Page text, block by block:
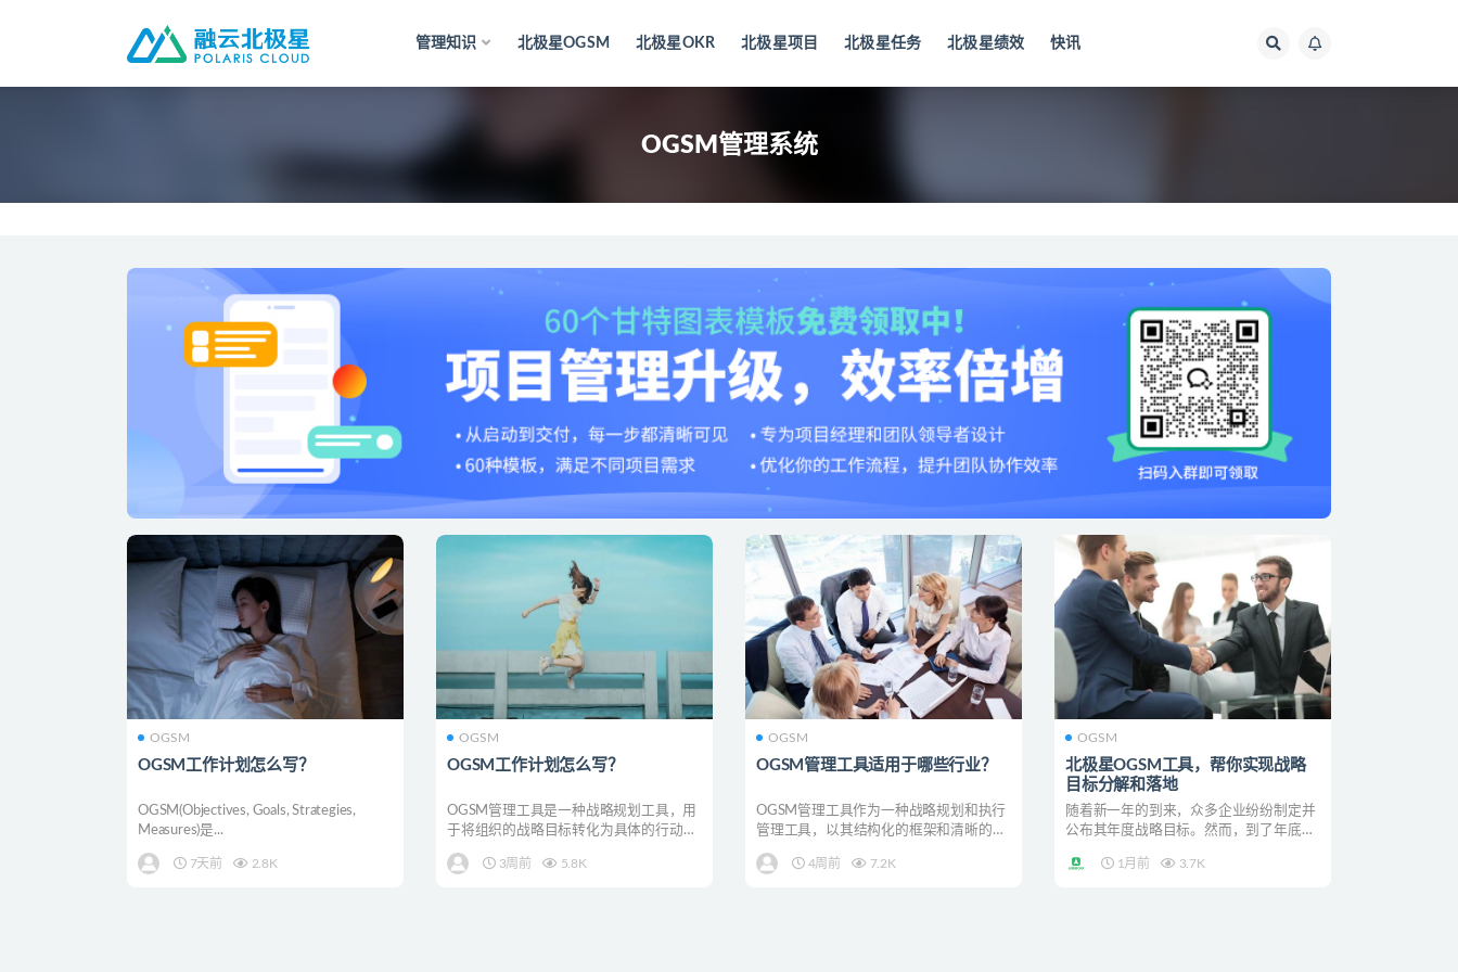
管理知识 北极星OGSM 北极星OKR 北极星项目 北极星任务 北极星绩效 快讯
OGSM管理系统
OGSM
OGSM工作计划怎么写？
OGSM(Objectives, Goals, Strategies,
Measures)是...
7天前 2.8K
OGSM
OGSM工作计划怎么写？
OGSM管理工具是一种战略规划工具，用
于将组织的战略目标转化为具体的行动计
3周前
5.8K
OGSM
OGSM管理工具适用于哪些行业？
OGSM管理工具作为一种战略规划和执行
管理工具，以其结构化的框架和清晰的逻
4周前
7.2K
OGSM
北极星OGSM工具，帮你实现战略
目标分解和落地
随着新一年的到来，众多企业纷纷制定并
公布其年度战略目标。然而，到了年底，
1月前
3.7K